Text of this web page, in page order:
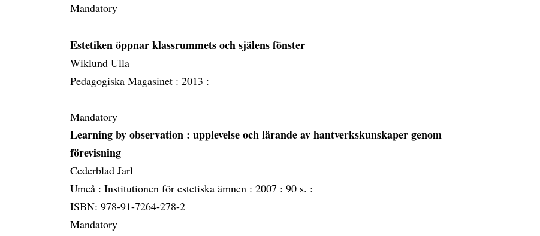
Mandatory
Estetiken öppnar klassrummets och själens fönster
Wiklund Ulla
Pedagogiska Magasinet : 2013 :
Mandatory
Learning by observation : upplevelse och lärande av hantverkskunskaper genom
förevisning
Cederblad Jarl
Umeå : Institutionen för estetiska ämnen : 2007 : 90 s. :
ISBN: 978-91-7264-278-2
Mandatory